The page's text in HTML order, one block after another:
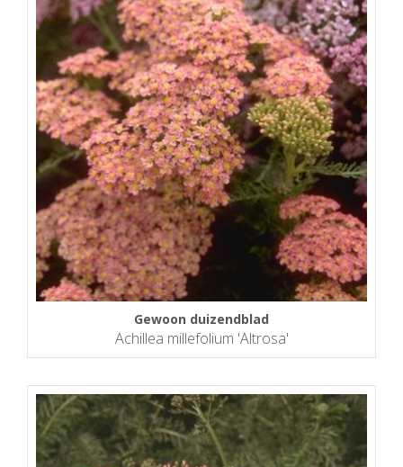
Gewoon duizendblad
Achillea millefolium 'Altrosa'